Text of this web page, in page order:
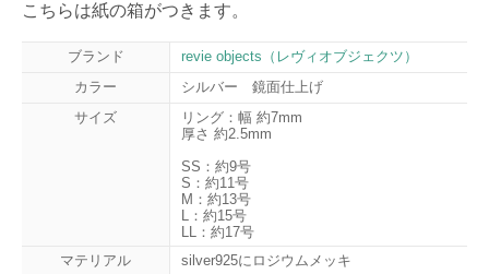
こちらは紙の箱がつきます。
ブランド
revie objects（レヴィオブジェクツ）
カラー
シルバー 鏡面仕上げ
サイズ
リング：幅 約7mm
厚さ 約2.5mm
SS：約9号
S：約11号
M：約13号
L：約15号
LL：約17号
マテリアル
silver925にロジウムメッキ